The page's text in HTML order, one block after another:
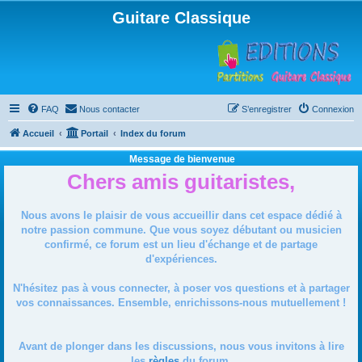
Guitare Classique
FAQ Nous contacter Connexion
S’enregistrer
Accueil Portail Index du forum
Message de bienvenue
Chers amis guitaristes,
Nous avons le plaisir de vous accueillir dans cet espace dédié à
notre passion commune. Que vous soyez débutant ou musicien
confirmé, ce forum est un lieu d'échange et de partage
d'expériences.
N'hésitez pas à vous connecter, à poser vos questions et à partager
vos connaissances. Ensemble, enrichissons-nous mutuellement !
Avant de plonger dans les discussions, nous vous invitons à lire